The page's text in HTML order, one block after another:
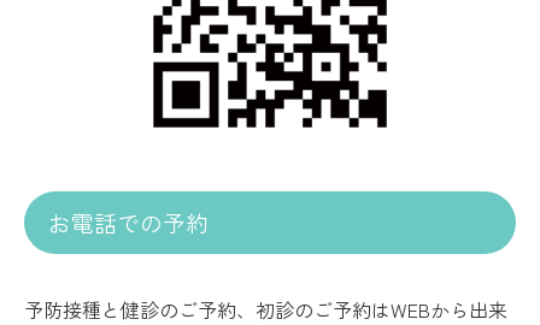
お電話での予約
予防接種と健診のご予約、初診のご予約はWEBから出来